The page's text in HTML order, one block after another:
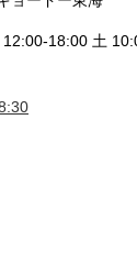
18:00 土